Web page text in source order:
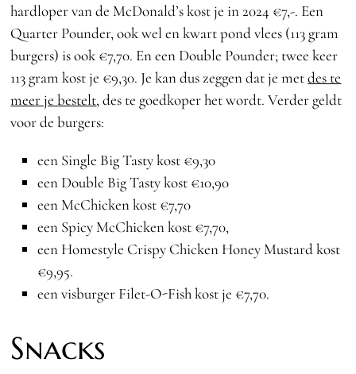
hardloper van de McDonald’s kost je in 2024 €7,-. Een
Quarter Pounder, ook wel en kwart pond vlees (113 gram
burgers) is ook €7,70. En een Double Pounder; twee keer
113 gram kost je €9,30. Je kan dus zeggen dat je metdes te
meer je bestelt, des te goedkoper het wordt. Verder geldt
voor de burgers:
een Single Big Tasty kost €9,30
een Double Big Tasty kost €10,90
een McChicken kost €7,70
een Spicy McChicken kost €7,70,
een Homestyle Crispy Chicken Honey Mustard kost
€9,95.
een visburger Filet-O-Fish kost je €7,70.
Snacks